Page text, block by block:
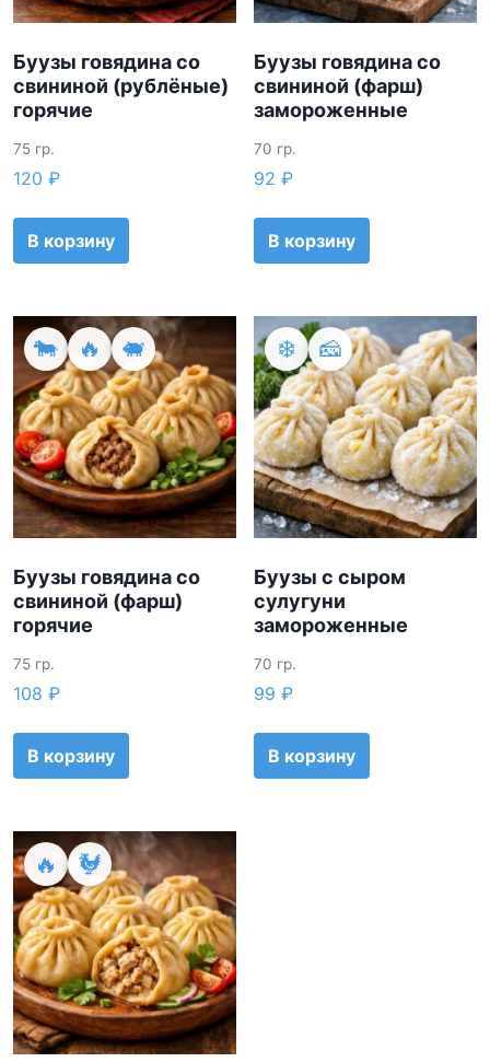
Буузы говядина со
свининой (рублёные)
горячие
75 гр.
120 ₽
В корзину
Буузы говядина со
свининой (фарш)
замороженные
70 гр.
92₽
В корзину
🐄 🔥 🐖
Буузы говядина со
свининой (фарш)
горячие
75 гр.
108 ₽
В корзину
❄️ 🧀
Буузы с сыром
сулугуни
замороженные
70 гр.
99₽
В корзину
🔥 🐓